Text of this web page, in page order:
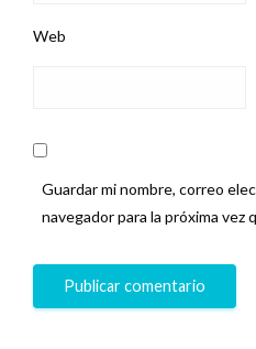
Web
Guardar mi nombre, correo
navegador para la próxima vez